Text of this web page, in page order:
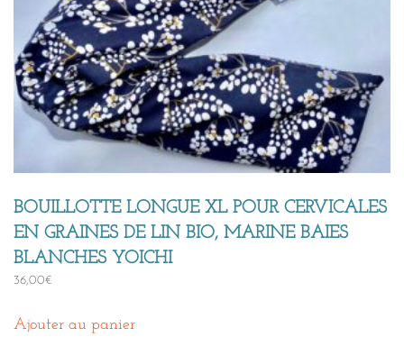
BOUILLOTTE LONGUE XL POUR CERVICALES
EN GRAINES DE LIN BIO, MARINE BAIES
BLANCHES YOICHI
36,00€
Ajouter au panier